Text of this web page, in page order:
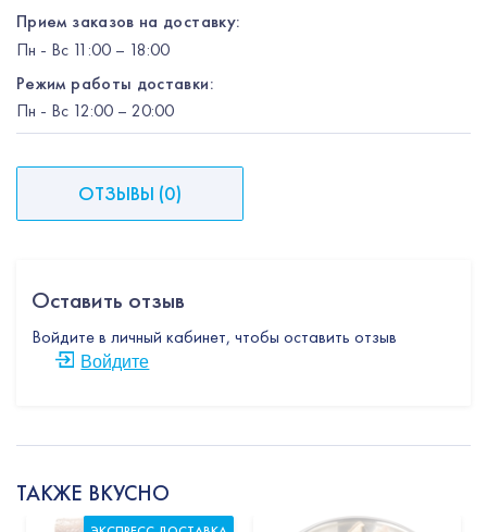
Прием заказов на доставку:
Пн - Вс 11:00 – 18:00
Режим работы доставки:
Пн - Вс 12:00 – 20:00
ОТЗЫВЫ (0)
Оставить отзыв
Войдите в личный кабинет, чтобы оставить отзыв
Войдите
ТАКЖЕ ВКУСНО